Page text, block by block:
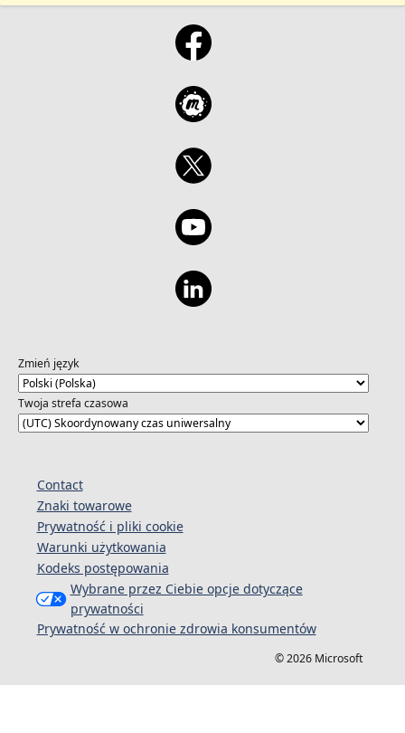
Zmień język
Twoja strefa czasowa
Contact
Znaki towarowe
Prywatność i pliki cookie
Warunki użytkowania
Kodeks postępowania
Wybrane przez Ciebie opcje dotyczące
prywatności
Prywatność w ochronie zdrowia konsumentów
© 2026 Microsoft